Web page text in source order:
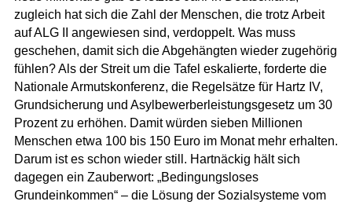
zugleich hat sich die Zahl der Menschen, die trotz Arbeit
auf ALG II angewiesen sind, verdoppelt. Was muss
geschehen, damit sich die Abgehängten wieder zugehörig
fühlen? Als der Streit um die Tafel eskalierte, forderte die
Nationale Armutskonferenz, die Regelsätze für Hartz IV,
Grundsicherung und Asylbewerberleistungsgesetz um 30
Prozent zu erhöhen. Damit würden sieben Millionen
Menschen etwa 100 bis 150 Euro im Monat mehr erhalten.
Darum ist es schon wieder still. Hartnäckig hält sich
dagegen ein Zauberwort: „Bedingungsloses
Grundeinkommen“ – die Lösung der Sozialsysteme vom